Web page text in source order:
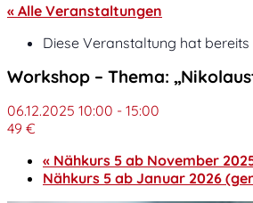
« Alle Veranstaltungen
Diese Veranstaltung hat
Workshop – Thema:
06.12.2025 10:00 - 15:00
49 €
« Nähkurs 5 ab November
Nähkurs 5 ab Januar 2026